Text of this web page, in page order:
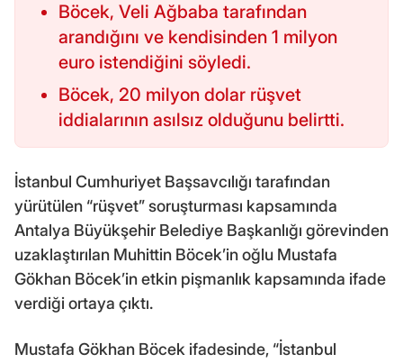
Böcek, Veli Ağbaba tarafından
arandığını ve kendisinden 1 milyon
euro istendiğini söyledi.
Böcek, 20 milyon dolar rüşvet
iddialarının asılsız olduğunu belirtti.
İstanbul Cumhuriyet Başsavcılığı tarafından
yürütülen “rüşvet” soruşturması kapsamında
Antalya Büyükşehir Belediye Başkanlığı görevinden
uzaklaştırılan Muhittin Böcek’in oğlu Mustafa
Gökhan Böcek’in etkin pişmanlık kapsamında ifade
verdiği ortaya çıktı.
Mustafa Gökhan Böcek ifadesinde, “İstanbul